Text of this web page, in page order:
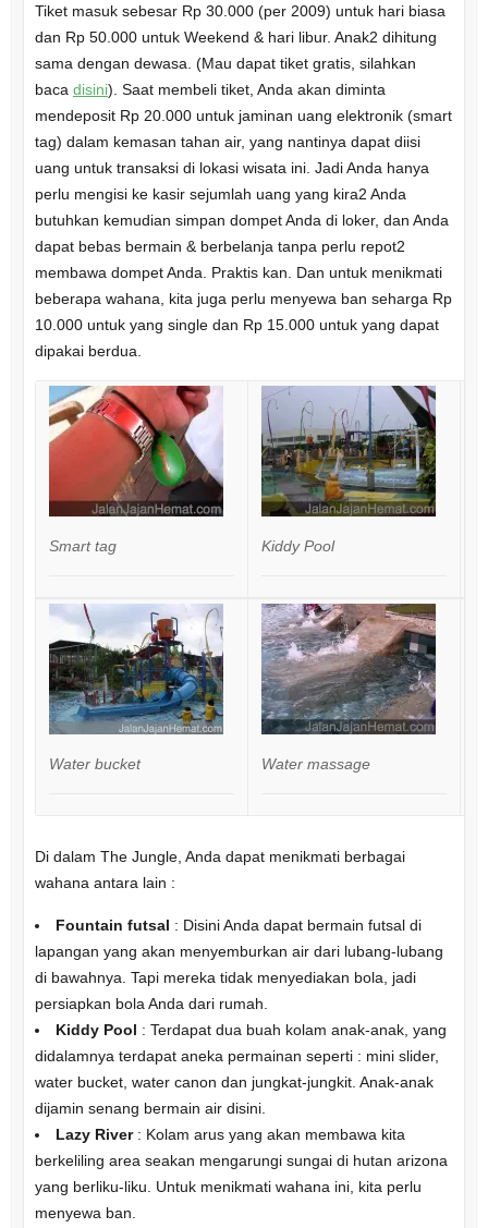
Tiket masuk sebesar Rp 30.000 (per 2009) untuk hari biasa
dan Rp 50.000 untuk Weekend & hari libur. Anak2 dihitung
sama dengan dewasa. (Mau dapat tiket gratis, silahkan
baca disini). Saat membeli tiket, Anda akan diminta
mendeposit Rp 20.000 untuk jaminan uang elektronik (smart
tag) dalam kemasan tahan air, yang nantinya dapat diisi
uang untuk transaksi di lokasi wisata ini. Jadi Anda hanya
perlu mengisi ke kasir sejumlah uang yang kira2 Anda
butuhkan kemudian simpan dompet Anda di loker, dan Anda
dapat bebas bermain & berbelanja tanpa perlu repot2
membawa dompet Anda. Praktis kan. Dan untuk menikmati
beberapa wahana, kita juga perlu menyewa ban seharga Rp
10.000 untuk yang single dan Rp 15.000 untuk yang dapat
dipakai berdua.
Smart tag Kiddy Pool
Water bucket Water massage
Di dalam The Jungle, Anda dapat menikmati berbagai
wahana antara lain :
Fountain futsal : Disini Anda dapat bermain futsal di
lapangan yang akan menyemburkan air dari lubang-lubang
di bawahnya. Tapi mereka tidak menyediakan bola, jadi
persiapkan bola Anda dari rumah.
Kiddy Pool : Terdapat dua buah kolam anak-anak, yang
didalamnya terdapat aneka permainan seperti : mini slider,
water bucket, water canon dan jungkat-jungkit. Anak-anak
dijamin senang bermain air disini.
Lazy River: Kolam arus yang akan membawa kita
berkeliling area seakan mengarungi sungai di hutan arizona
yang berliku-liku. Untuk menikmati wahana ini, kita perlu
menyewa ban.